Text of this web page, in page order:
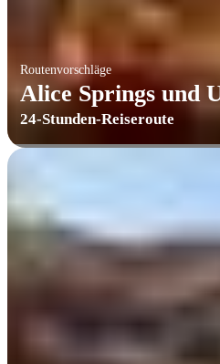
Routenvorschläge
Alice Springs und
24-Stunden-Reiseroute